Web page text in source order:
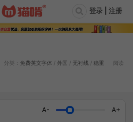
登录 | 注册
分类： 免费英文字体 / 外国 / 无衬线 / 稳重
阅读
A- A+